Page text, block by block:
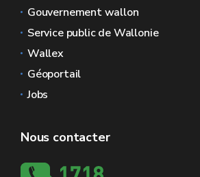
Gouvernement wallon
Service public de Wallonie
Wallex
Géoportail
Jobs
Nous contacter